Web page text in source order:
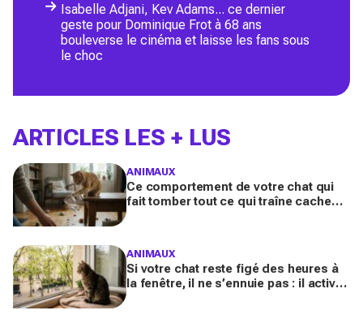
Isabelle Adjani, Kev Adams... ce dernier
geste pour Dominique Frot à 68 ans
bouleverse le cinéma et laisse les fans sous
le choc
ARTICLES LES + LUS
ANIMAUX
Ce comportement de votre chat qui
fait tomber tout ce qui traîne cache
ANIMAUX
Si votre chat reste figé des heures à
la fenêtre, il ne s’ennuie pas : il active